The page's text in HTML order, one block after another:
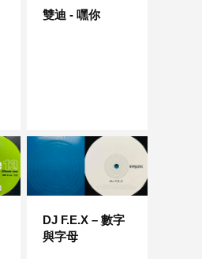
雙迪 - 嘿你
DJ F.E.X – 數字
與字母